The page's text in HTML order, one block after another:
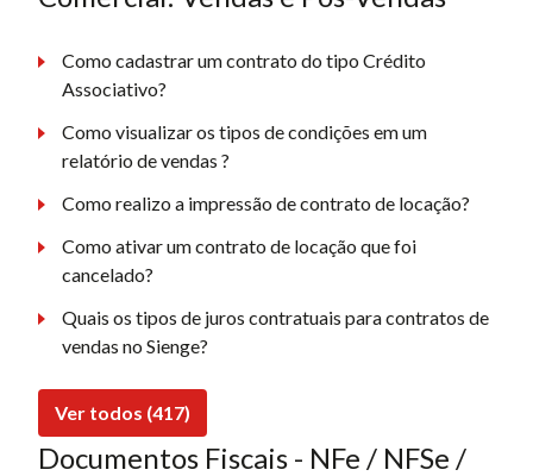
Como cadastrar um contrato do tipo Crédito
Associativo?
Como visualizar os tipos de condições em um
relatório de vendas ?
Como realizo a impressão de contrato de locação?
Como ativar um contrato de locação que foi
cancelado?
Quais os tipos de juros contratuais para contratos de
vendas no Sienge?
Ver todos (417)
Documentos Fiscais - NFe / NFSe /